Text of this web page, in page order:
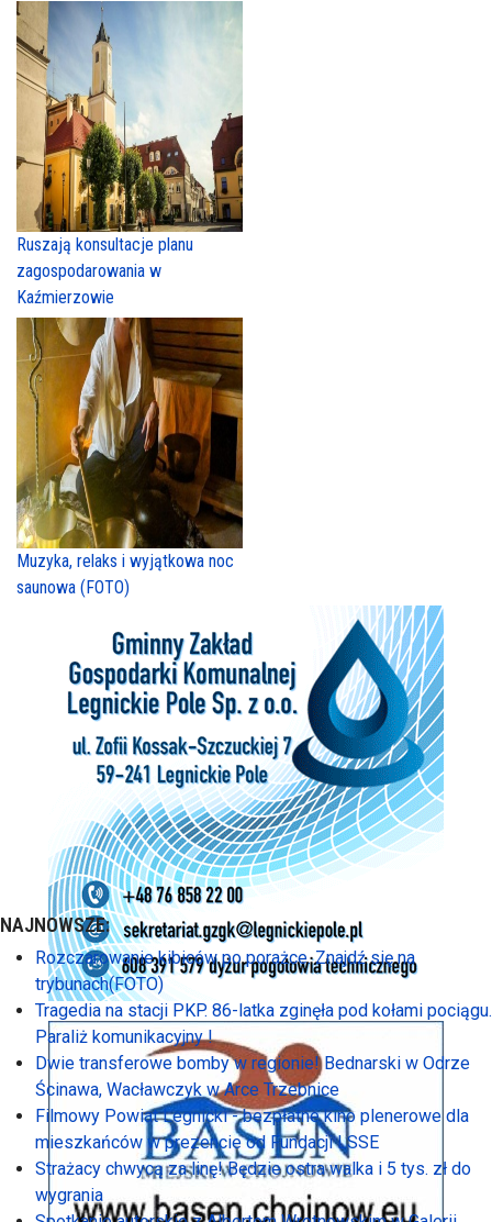
Ruszają konsultacje planu
zagospodarowania w
Kaźmierzowie
Muzyka, relaks i wyjątkowa noc
saunowa (FOTO)
NAJNOWSZE:
Rozczarowanie kibiców po porażce. Znajdź się na
trybunach(FOTO)
Tragedia na stacji PKP. 86-latka zginęła pod kołami pociągu.
Paraliż komunikacyjny !
Dwie transferowe bomby w regionie! Bednarski w Odrze
Ścinawa, Wacławczyk w Arce Trzebnice
Filmowy Powiat Legnicki - bezpłatne kino plenerowe dla
mieszkańców w prezencie od Fundacji LSSE
Strażacy chwycą za linę! Będzie ostra walka i 5 tys. zł do
wygrania